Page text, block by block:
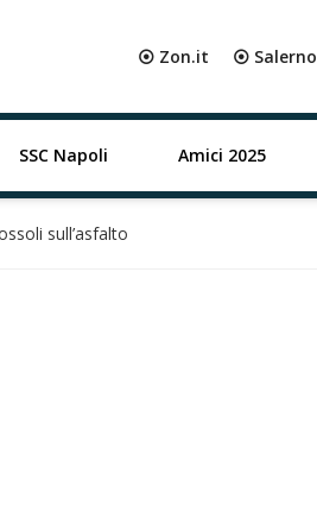
⦿ Zon.it ⦿ Salerno
SSC Napoli Amici 2025
sull’asfalto